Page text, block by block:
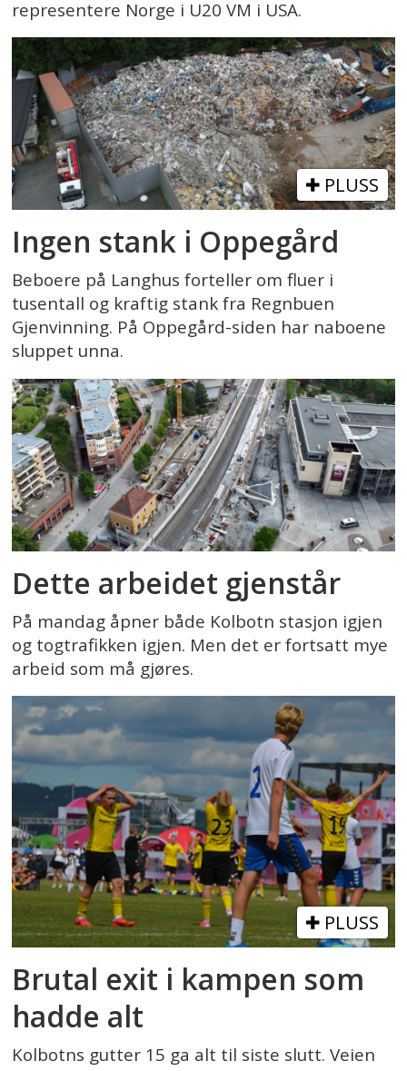
representere Norge i U20 VM i USA.
PLUSS
Ingen stank i Oppegård
Beboere på Langhus forteller om fluer i
tusentall og kraftig stank fra Regnbuen
Gjenvinning. På Oppegård-siden har naboene
sluppet unna.
Dette arbeidet gjenstår
På mandag åpner både Kolbotn stasjon igjen
og togtrafikken igjen. Men det er fortsatt mye
arbeid som må gjøres.
PLUSS
Brutal exit i kampen som
hadde alt
Kolbotns gutter 15 ga alt til siste slutt. Veien